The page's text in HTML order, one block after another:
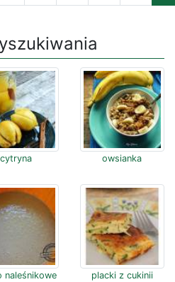
cytryna owsianka
naleśnikowe placki z cukinii